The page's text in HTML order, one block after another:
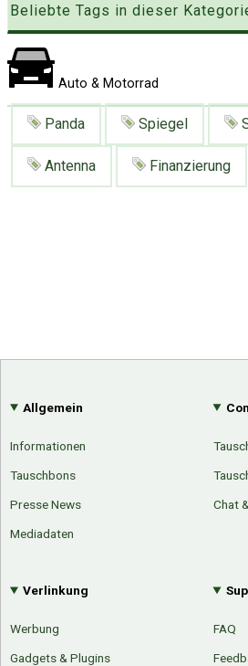
Beliebte Tags in dieser
Auto & Motorrad
Panda Spiegel
Antenna Finanzierung
Allgemein
Informationen
Tauschbons
Presse News
Mediadaten
Chat
Verlinkung
Werbung
Gadgets & Plugins
FAQ